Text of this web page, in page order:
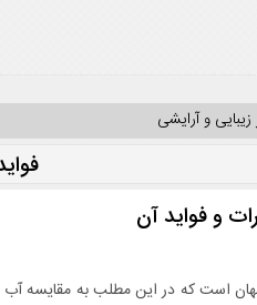
زیبایی و آرایشی
و فواید آن
است که در این مطلب به مقایسه آب